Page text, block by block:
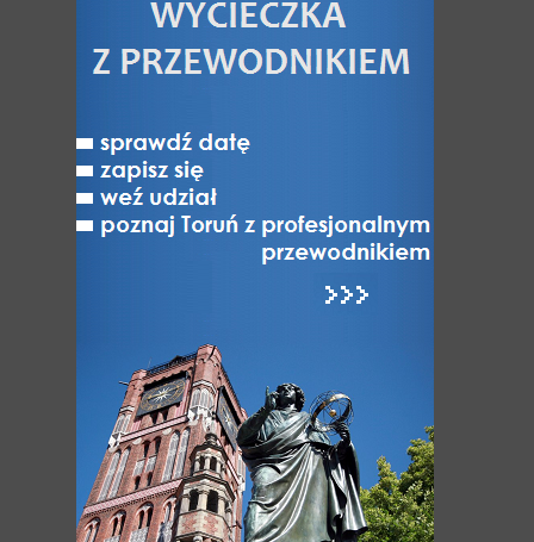
budowlanego z 1520 roku wynika, iż
Chełmińskiej kucharz miejski, który
reklamę.
W każdym razie załoga zamkowa
poddała się już dwa dni po ataku, tj. 8
lutego i została internowana najpierw
w Ratuszu Staromiejskim, a później
Franciszkanów.
będzie walczyła przeciw Toruniowi,
została po kilku dniach zwolniona.
Zwycięzcy mieszczanie dali upust
swej nienawiści do Krzyżaków
w słownych kpinach z załogi i w
niszczeniu zamku. Ta spontaniczna